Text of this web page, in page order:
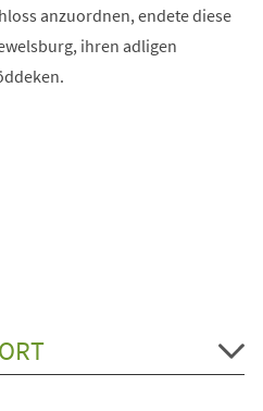
anzuordnen, endete diese
ihren adligen